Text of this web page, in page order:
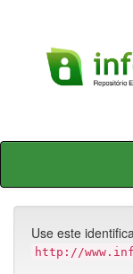
Skip
Use este
http://